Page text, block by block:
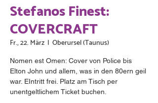
Stefanos Finest:
COVERCRAFT
Fr., 22. März
  |
Oberursel (Taunus)
Nomen est Omen: Cover von Police bis
Elton John und allem, was in den 80ern geil
war. EIntritt frei. Platz am Tisch per
unentgeltlichem Ticket buchen.